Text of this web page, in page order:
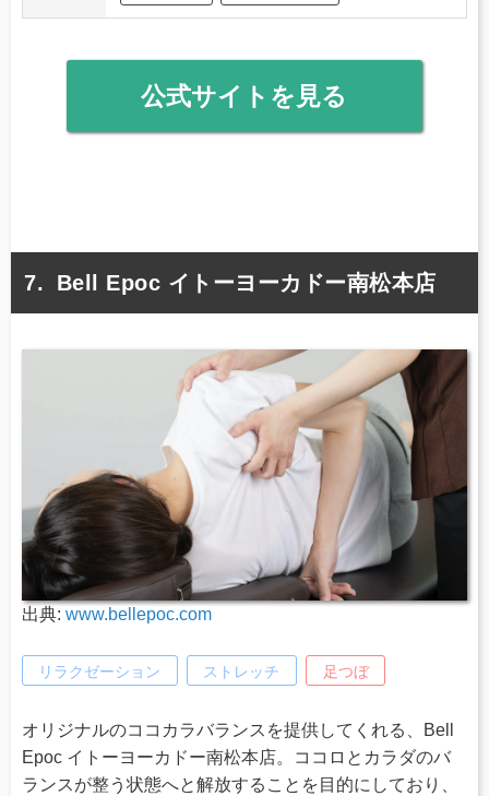
公式サイトを見る
Bell Epoc イトーヨーカドー南松本店
出典: www.bellepoc.com
リラクゼーション ストレッチ 足つぼ
オリジナルのココカラバランスを提供してくれる、Bell
Epoc イトーヨーカドー南松本店。ココロとカラダのバ
ランスが整う状態へと解放することを目的にしており、